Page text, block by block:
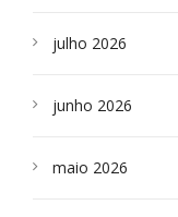
julho 2026
junho 2026
maio 2026